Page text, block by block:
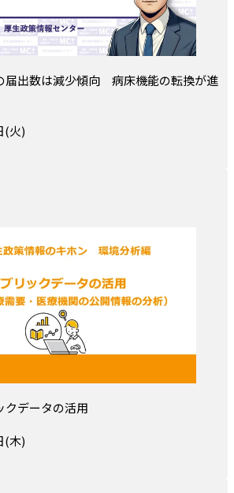
届出数は減少傾向 病床機能の転換が進
(火)
クデータの活用
(木)